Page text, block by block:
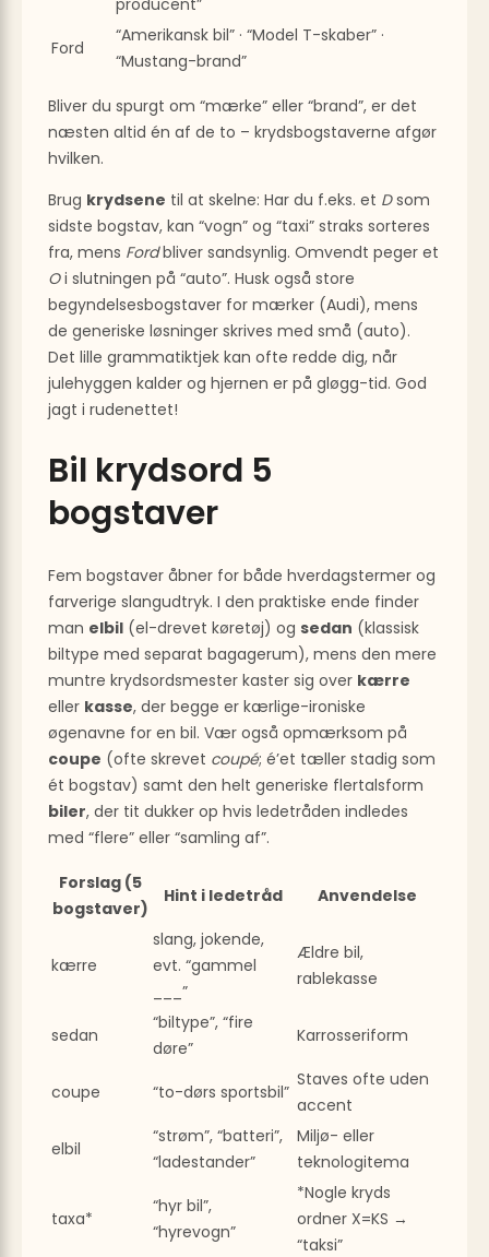
producent”
Ford
“Amerikansk bil” · “Model T-skaber” ·
“Mustang-brand”
Bliver du spurgt om “mærke” eller “brand”, er det
næsten altid én af de to – krydsbogstaverne afgør
hvilken.
Brug krydsene til at skelne: Har du f.eks. et Dsom
sidste bogstav, kan “vogn” og “taxi” straks sorteres
fra, mens Fordbliver sandsynlig. Omvendt peger et
Oi slutningen på “auto”. Husk også store
begyndelsesbogstaver for mærker (Audi), mens
de generiske løsninger skrives med små (auto).
Det lille grammatiktjek kan ofte redde dig, når
julehyggen kalder og hjernen er på gløgg-tid. God
jagt i rudenettet!
Bil krydsord 5
bogstaver
Fem bogstaver åbner for både hverdagstermer og
farverige slangudtryk. I den praktiske ende finder
man elbil (el-drevet køretøj) og sedan (klassisk
biltype med separat bagagerum), mens den mere
muntre krydsordsmester kaster sig over kærre
eller kasse, der begge er kærlige-ironiske
øgenavne for en bil. Vær også opmærksom på
coupe (ofte skrevet coupé; é’et tæller stadig som
ét bogstav) samt den helt generiske flertalsform
biler, der tit dukker op hvis ledetråden indledes
med “flere” eller “samling af”.
Forslag (5
bogstaver)
Hint i ledetråd Anvendelse
kærre
slang, jokende,
evt. “gammel
___”
Ældre bil,
rablekasse
sedan
“biltype”, “fire
døre”
Karrosseriform
coupe “to-dørs sportsbil”
Staves ofte uden
accent
elbil
“strøm”, “batteri”,
“ladestander”
Miljø- eller
teknologi­tema
taxa*
“hyr bil”,
“hyrevogn”
*Nogle kryds
ordner X=KS →
“taksi”